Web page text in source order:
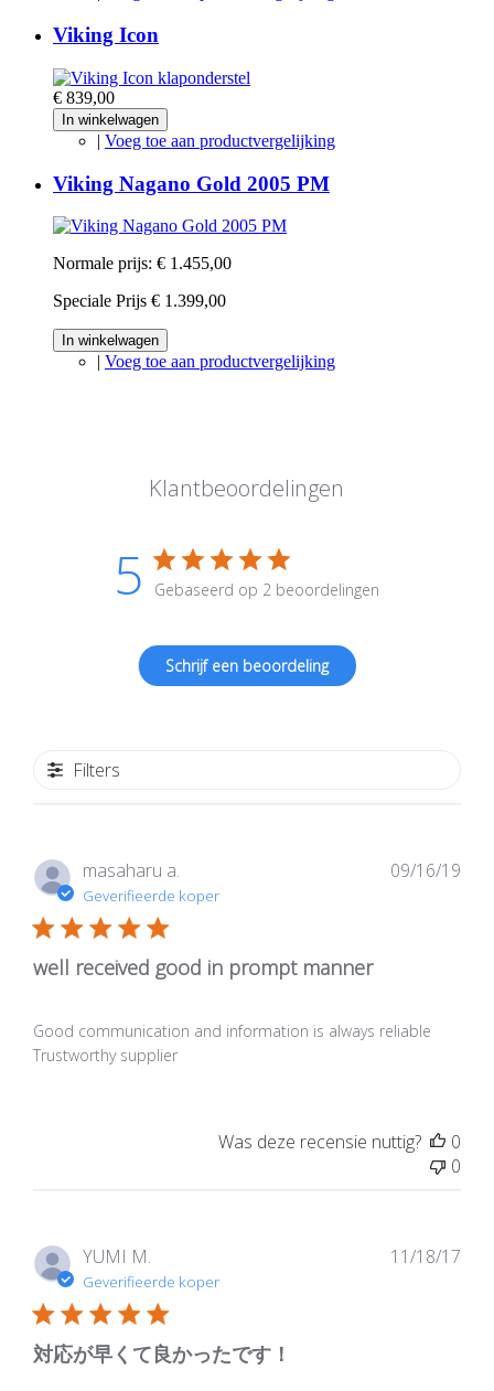
Viking Icon
€ 839,00
In winkelwagen
| Voeg toe aan productvergelijking
Viking Nagano Gold 2005 PM
Normale prijs: € 1.455,00
Speciale Prijs € 1.399,00
In winkelwagen
| Voeg toe aan productvergelijking
Klantbeoordelingen
5 Gebaseerd op 2 beoordelingen
Schrijf een beoordeling
Filters
masaharu a.
Geverifieerde koper
well received good in prompt manner
Good communication and information is always reliable
Trustworthy supplier
09/16/19
Was deze recensie nuttig?
0
0
YUMI M.
Geverifieerde koper
対応が早くて良かったです！
11/18/17